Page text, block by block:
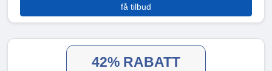
få tilbud
42% RABATT